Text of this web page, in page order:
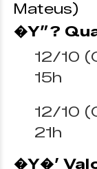
Mateus)
�Y”?
12/10
15h
12/10
21h
�Y�’